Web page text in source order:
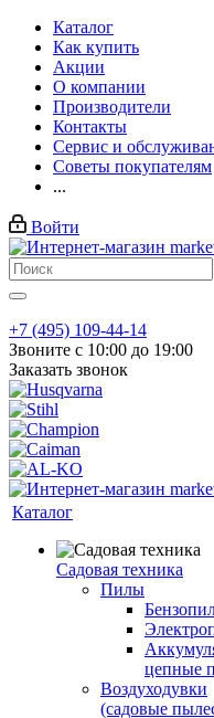
Каталог
Как купить
Акции
О компании
Производители
Контакты
Сервис и
Советы покупателям
...
Войти
+7 (495) 109-44-14
Звоните с 10:00 до 19:00
Заказать звонок
Каталог
Садовая техника
Пилы
цепные
Воздуходувки
(садовые